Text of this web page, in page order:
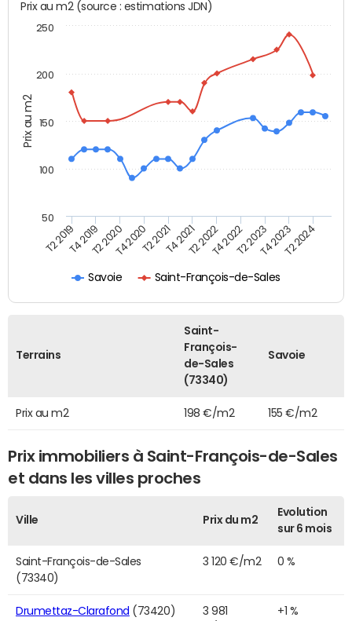
Prix au m2
Prix au m2 (source : estimations JDN)
Savoie Saint-François-de-Sales
T2 2019T4 2019T2 2020T4 2020T2 2021T4 2021T2 2022T4 2022T2 2023T4 2023T2 2024
50
100
150
200
250
Terrains
Saint-
François-
de-Sales
(73340)
Savoie
Prix au m2 198 €/m2 155 €/m2
Prix immobiliers à Saint-François-de-Sales
et dans les villes proches
Ville Prix du m2
Evolution
sur 6 mois
Saint-François-de-Sales
(73340)
3 120 €/m2 0 %
Drumettaz-Clarafond (73420)
3 981
+1 %